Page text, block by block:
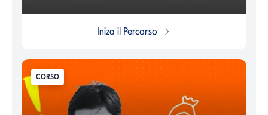
Iniza il Percorso
CORSO